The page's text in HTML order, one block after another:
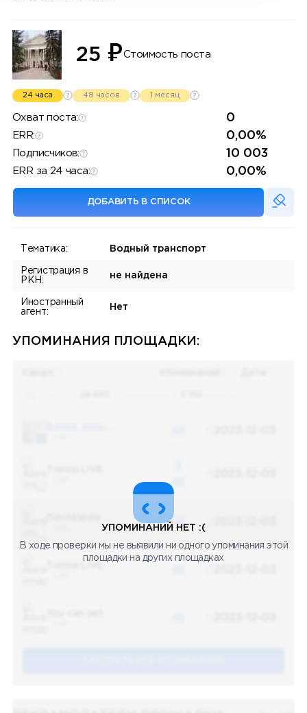
25 ₽Стоимость поста
24 часа 48 часов 1 месяц
Охват поста: 0
ERR: 0,00%
Подписчиков: 10 003
ERR за 24 часа: 0,00%
ДОБАВИТЬ В СПИСОК
Тематика: Водный транспорт
Регистрация в
РКН:
не найдена
Иностранный
агент:
Нет
УПОМИНАНИЯ ПЛОЩАДКИ:
48
48
УПОМИНАНИЙ НЕТ :(
В ходе проверки мы не выявили ни одного упоминания этой
площадки на других площадках